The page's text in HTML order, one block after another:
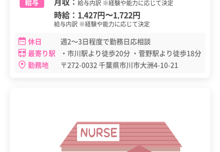
給与
給与内訳 ※経験や能力に応じて決定
時給： 1,427円〜1,722円
給与内訳 ※経験や能力に応じて決定
休日
週2～3日程度で勤務日応相談
最寄り駅
・市川駅より徒歩20分 ・菅野駅より徒歩18分
勤務地
〒272-0032 千葉県市川市大洲4-10-21